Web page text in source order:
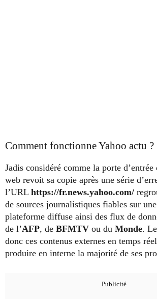
Comment fonctionne Yahoo actu ?
Jadis considéré comme la porte d’entrée
web revoit sa copie après une série
l’URL https://fr.news.yahoo.com/
de sources journalistiques fiables sur
plateforme diffuse ainsi des flux de
de l’AFP, de BFMTV ou du Monde.
donc ces contenus externes en temps
produire en interne la majorité de ses